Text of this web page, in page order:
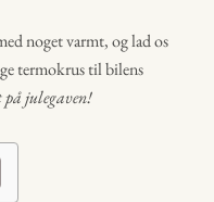
noget varmt, og lad os
termokrus til bilens
på julegaven!